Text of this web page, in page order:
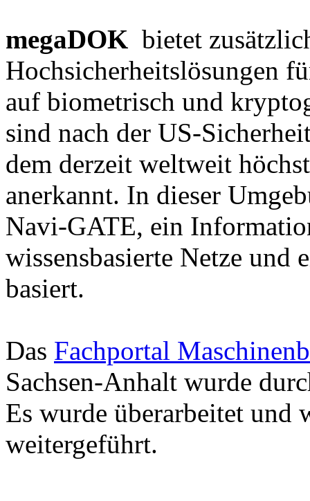
megaDOK bietet
Hochsicherheitslösungen
auf biometrisch und
sind nach der US-
dem derzeit weltweit
anerkannt. In dieser
Navi-GATE, ein
wissensbasierte Netze und
basiert.
Das Fachportal
Sachsen-Anhalt wurde
Es wurde überarbeitet und
weitergeführt.